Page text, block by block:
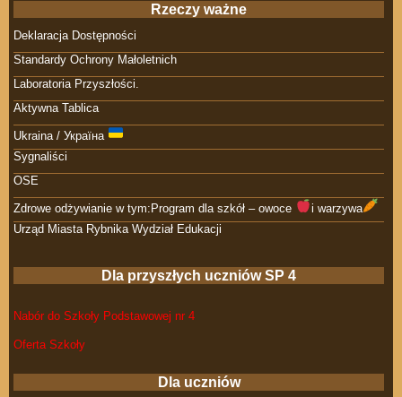
Rzeczy ważne
Deklaracja Dostępności
Standardy Ochrony Małoletnich
Laboratoria Przyszłości.
Aktywna Tablica
Ukraina / Україна
Sygnaliści
OSE
Zdrowe odżywianie w tym:Program dla szkół – owoce
i warzywa
Urząd Miasta Rybnika Wydział Edukacji
Dla przyszłych uczniów SP 4
Nabór do Szkoły Podstawowej nr 4
Oferta Szkoły
Dla uczniów